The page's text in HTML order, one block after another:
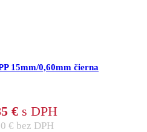
15mm/0,60mm čierna
€ s DPH
€ bez DPH